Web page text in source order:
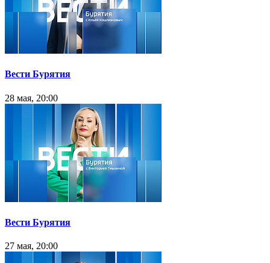
Вести Бурятия
28 мая, 20:00
Вести Бурятия
27 мая, 20:00